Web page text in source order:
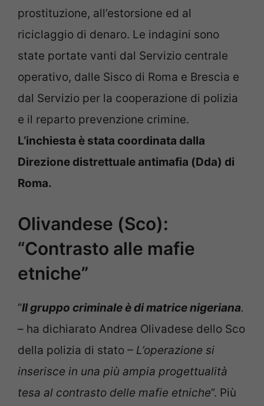
prostituzione, all’estorsione ed al
riciclaggio di denaro. Le indagini sono
state portate vanti dal Servizio centrale
operativo, dalle Sisco di Roma e Brescia e
dal Servizio per la cooperazione di polizia
e il reparto prevenzione crimine.
L’inchiesta è stata coordinata dalla
Direzione distrettuale antimafia (Dda) di
Roma.
Olivandese (Sco):
“Contrasto alle mafie
etniche”
“Il gruppo criminale è di matrice nigeriana.
– ha dichiarato Andrea Olivadese dello Sco
della polizia di stato – L’operazione si
inserisce in una più ampia progettualità
tesa al contrasto delle mafie etniche”. Più